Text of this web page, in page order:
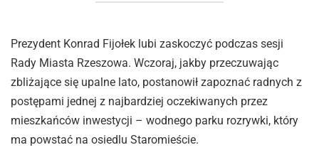
Prezydent Konrad Fijołek lubi zaskoczyć podczas sesji
Rady Miasta Rzeszowa. Wczoraj, jakby przeczuwając
zbliżające się upalne lato, postanowił zapoznać radnych z
postępami jednej z najbardziej oczekiwanych przez
mieszkańców inwestycji – wodnego parku rozrywki, który
ma powstać na osiedlu Staromieście.